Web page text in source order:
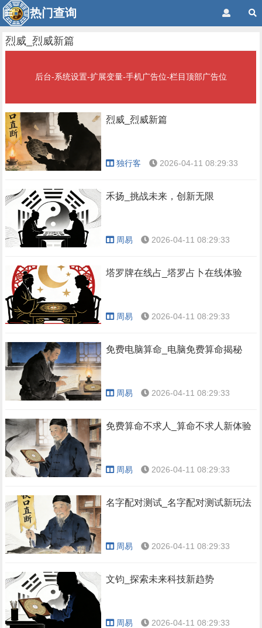
热门查询
烈威_烈威新篇
后台-系统设置-扩展变量-手机广告位-栏目顶部广告位
烈威_烈威新篇
独行客 2026-04-11 08:29:33
禾扬_挑战未来，创新无限
周易 2026-04-11 08:29:33
塔罗牌在线占_塔罗占卜在线体验
周易 2026-04-11 08:29:33
免费电脑算命_电脑免费算命揭秘
周易 2026-04-11 08:29:33
免费算命不求人_算命不求人新体验
周易 2026-04-11 08:29:33
名字配对测试_名字配对测试新玩法
周易 2026-04-11 08:29:33
文钧_探索未来科技新趋势
周易 2026-04-11 08:29:33